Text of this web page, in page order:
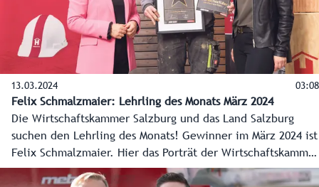
13.03.2024 03:08
Felix Schmalzmaier: Lehrling des Monats März 2024
Die Wirtschaftskammer Salzburg und das Land Salzburg
suchen den Lehrling des Monats! Gewinner im März 2024 ist
Felix Schmalzmaier. Hier das Porträt der Wirtschaftskammer
Salzburg.